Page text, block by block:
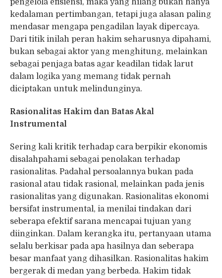
pengelola efisiensi, maka yang hilang bukan hanya
kedalaman pertimbangan, tetapi juga alasan paling
mendasar mengapa pengadilan layak dipercaya.
Dari titik inilah peran hakim seharusnya dipahami,
bukan sebagai aktor yang menghitung, melainkan
sebagai penjaga batas agar keadilan tidak larut
dalam logika yang memang tidak pernah
diciptakan untuk melindunginya.
Rasionalitas Hakim dan Batas Akal
Instrumental
Sering kali kritik terhadap cara berpikir ekonomis
disalahpahami sebagai penolakan terhadap
rasionalitas. Padahal persoalannya bukan pada
rasional atau tidak rasional, melainkan pada jenis
rasionalitas yang digunakan. Rasionalitas ekonomi
bersifat instrumental, ia menilai tindakan dari
seberapa efektif sarana mencapai tujuan yang
diinginkan. Dalam kerangka itu, pertanyaan utama
selalu berkisar pada apa hasilnya dan seberapa
besar manfaat yang dihasilkan. Rasionalitas hakim
bergerak di medan yang berbeda. Hakim tidak